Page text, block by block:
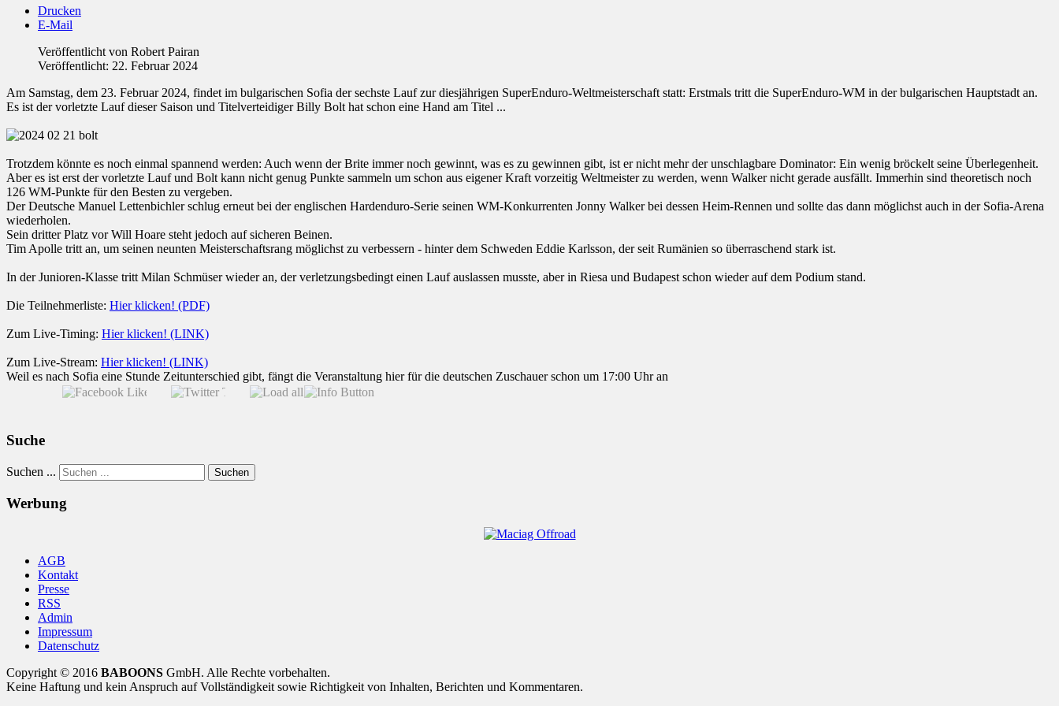
Drucken
E-Mail
Veröffentlicht von Robert Pairan
Veröffentlicht: 22. Februar 2024
Am Samstag, dem 23. Februar 2024, findet im bulgarischen Sofia der sechste Lauf zur diesjährigen SuperEnduro-Weltmeisterschaft statt: Erstmals tritt die SuperEnduro-WM in der bulgarischen Hauptstadt an.
Es ist der vorletzte Lauf dieser Saison und Titelverteidiger Billy Bolt hat schon eine Hand am Titel ...
Trotzdem könnte es noch einmal spannend werden: Auch wenn der Brite immer noch gewinnt, was es zu gewinnen gibt, ist er nicht mehr der unschlagbare Dominator: Ein wenig bröckelt seine Überlegenheit.
Aber es ist erst der vorletzte Lauf und Bolt kann nicht genug Punkte sammeln um schon aus eigener Kraft vorzeitig Weltmeister zu werden, wenn Walker nicht gerade ausfällt. Immerhin sind theoretisch noch
126 WM-Punkte für den Besten zu vergeben.
Der Deutsche Manuel Lettenbichler schlug erneut bei der englischen Hardenduro-Serie seinen WM-Konkurrenten Jonny Walker bei dessen Heim-Rennen und sollte das dann möglichst auch in der Sofia-Arena
wiederholen.
Sein dritter Platz vor Will Hoare steht jedoch auf sicheren Beinen.
Tim Apolle tritt an, um seinen neunten Meisterschaftsrang möglichst zu verbessern - hinter dem Schweden Eddie Karlsson, der seit Rumänien so überraschend stark ist.
In der Junioren-Klasse tritt Milan Schmüser wieder an, der verletzungsbedingt einen Lauf auslassen musste, aber in Riesa und Budapest schon wieder auf dem Podium stand.
Die Teilnehmerliste: Hier klicken! (PDF)
Zum Live-Timing: Hier klicken! (LINK)
Zum Live-Stream: Hier klicken! (LINK)
Weil es nach Sofia eine Stunde Zeitunterschied gibt, fängt die Veranstaltung hier für die deutschen Zuschauer schon um 17:00 Uhr an
Suche
Suchen ... Suchen
Werbung
AGB
Kontakt
Presse
RSS
Admin
Impressum
Datenschutz
Copyright © 2016 BABOONS GmbH. Alle Rechte vorbehalten.
Keine Haftung und kein Anspruch auf Vollständigkeit sowie Richtigkeit von Inhalten, Berichten und Kommentaren.